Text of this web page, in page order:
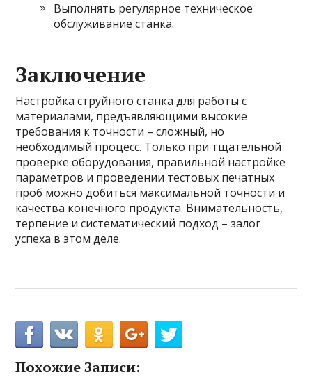
Выполнять регулярное техническое
обслуживание станка.
Заключение
Настройка струйного станка для работы с
материалами, предъявляющими высокие
требования к точности – сложный, но
необходимый процесс. Только при тщательной
проверке оборудования, правильной настройке
параметров и проведении тестовых печатных
проб можно добиться максимальной точности и
качества конечного продукта. Внимательность,
терпение и систематический подход – залог
успеха в этом деле.
Похожие Записи: